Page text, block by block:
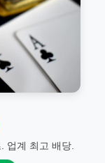
업계 최고 배당.